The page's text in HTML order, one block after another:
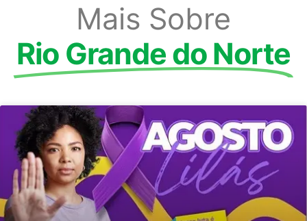
Mais Sobre
Rio Grande do Norte